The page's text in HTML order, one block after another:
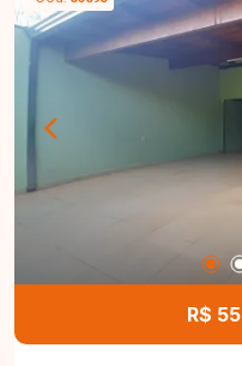
ambientes amplos e
proporcionando
toda a família. Uma excelente oportunidade para
quem busca um
localizado e com o
hidromassagem em
crescem em
R$